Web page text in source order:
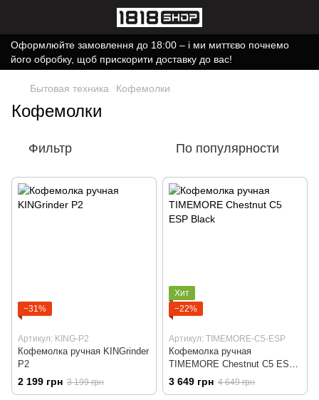
Оформлюйте замовлення до 18:00 – і ми миттєво почнемо
його обробку, щоб прискорити доставку до вас!
Бытовая техника Кофемолки
Кофемолки
Фильтр По популярности
−31%
Артикул: KING-P2
Кофемолка ручная KINGrinder
P2
2 199 грн 3 199 грн
Хит
−22%
Артикул: TIMEMORE-C5-ESP
Кофемолка ручная
TIMEMORE Chestnut C5 ESP
Black
3 649 грн 4 649 грн